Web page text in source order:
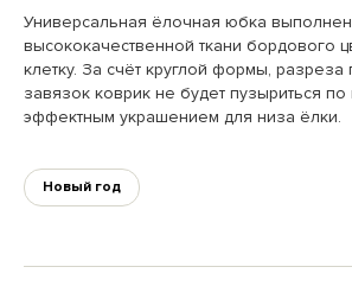
Универсальная ёлочная юбка
высококачественной ткани бордового
клетку. За счёт круглой формы, разреза
завязок коврик не будет пузыриться по
эффектным украшением для низа ёлки.
Новый год